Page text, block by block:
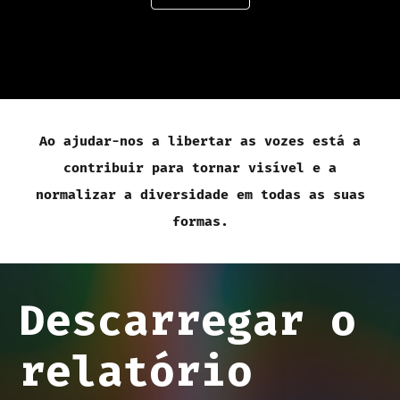
microagressões e atos de
também está a faltar no nosso
tempo é a diversidade.
Diversidade não só na
aparência, mas também em
humana.Chega de vozes que
não nos representam nos
Ao ajudar-nos a libertar as vozes está a
contribuir para tornar visível e a
normalizar a diversidade em todas as suas
formas.
Descarregar o
relatório